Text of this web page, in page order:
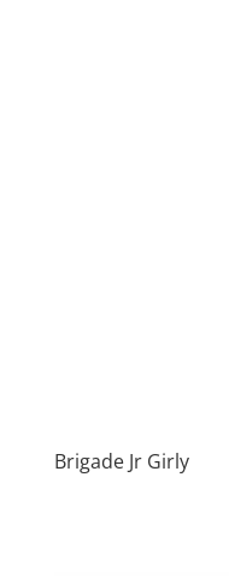
Brigade Jr Girly